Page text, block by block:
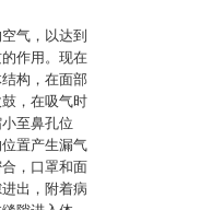
气，以达到
作用。现在
构，在面部
，在吸气时
至鼻孔位
置产生漏气
，口罩和面
出，附着病